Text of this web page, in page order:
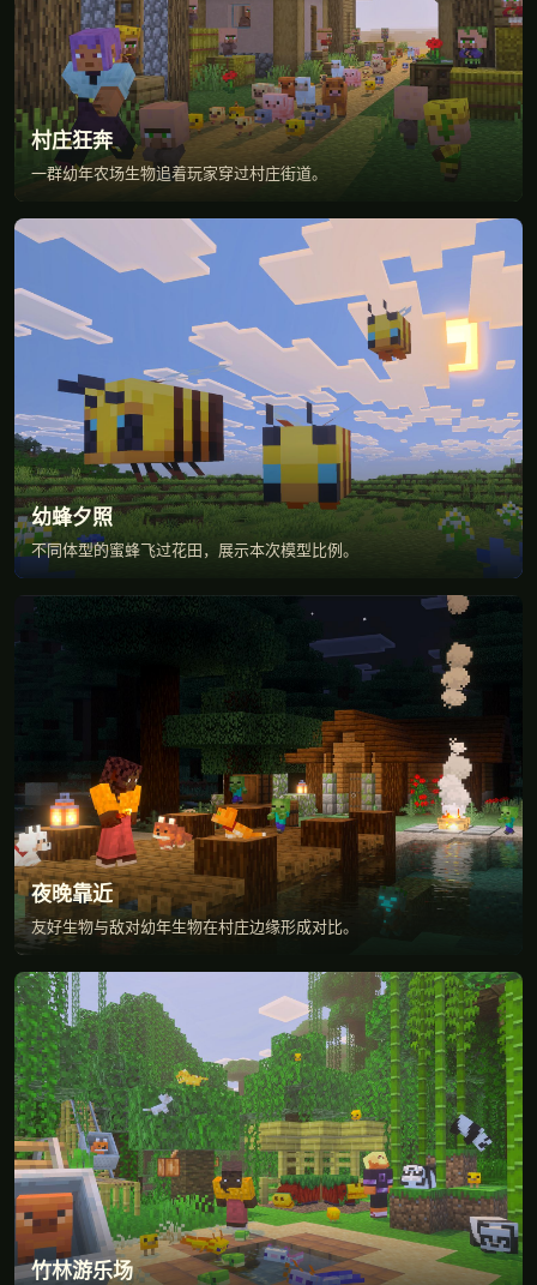
村庄狂奔
一群幼年农场生物追着玩家穿过村庄街道。
幼蜂夕照
不同体型的蜜蜂飞过花田，展示本次模型比例。
夜晚靠近
友好生物与敌对幼年生物在村庄边缘形成对比。
竹林游乐场